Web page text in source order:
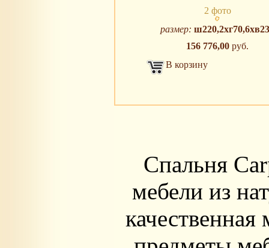
2 фото
размер:
156 776,00 руб.
В корзину
Спальня
мебели из
качественная